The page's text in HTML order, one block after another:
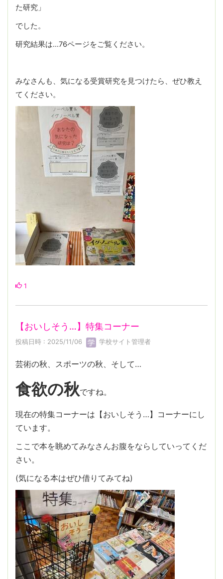
た研究」
でした。
研究結果は…76ページをご覧ください。
みなさんも、気になる受賞研究を見つけたら、ぜひ教え
てください。
1
【おいしそう…】特集コーナー
投稿日時 : 2025/11/06 学校サイト管理者
芸術の秋、スポーツの秋、そして…
食欲の秋ですね。
現在の特集コーナーは【おいしそう…】コーナーにし
ています。
ここで本を眺めてみなさんお腹をならしていってくだ
さい。
(気になる本はぜひ借りてみてね)